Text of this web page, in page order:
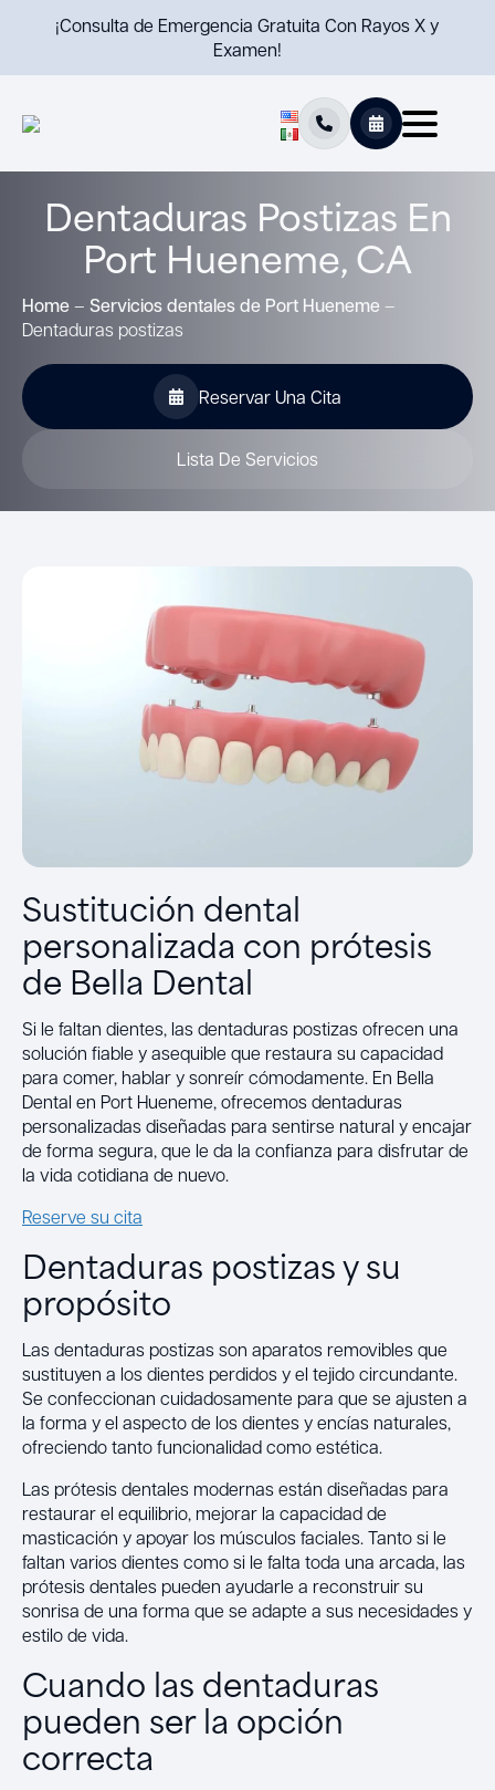
¡Consulta de Emergencia Gratuita Con Rayos X y
Examen!
Dentaduras Postizas En
Port Hueneme, CA
Home– Servicios dentales de Port Hueneme –
Dentaduras postizas
Reservar Una Cita
Lista De Servicios
Sustitución dental
personalizada con prótesis
de Bella Dental
Si le faltan dientes, las dentaduras postizas ofrecen una
solución fiable y asequible que restaura su capacidad
para comer, hablar y sonreír cómodamente. En Bella
Dental en Port Hueneme, ofrecemos dentaduras
personalizadas diseñadas para sentirse natural y encajar
de forma segura, que le da la confianza para disfrutar de
la vida cotidiana de nuevo.
Reserve su cita
Dentaduras postizas y su
propósito
Las dentaduras postizas son aparatos removibles que
sustituyen a los dientes perdidos y el tejido circundante.
Se confeccionan cuidadosamente para que se ajusten a
la forma y el aspecto de los dientes y encías naturales,
ofreciendo tanto funcionalidad como estética.
Las prótesis dentales modernas están diseñadas para
restaurar el equilibrio, mejorar la capacidad de
masticación y apoyar los músculos faciales. Tanto si le
faltan varios dientes como si le falta toda una arcada, las
prótesis dentales pueden ayudarle a reconstruir su
sonrisa de una forma que se adapte a sus necesidades y
estilo de vida.
Cuando las dentaduras
pueden ser la opción
correcta